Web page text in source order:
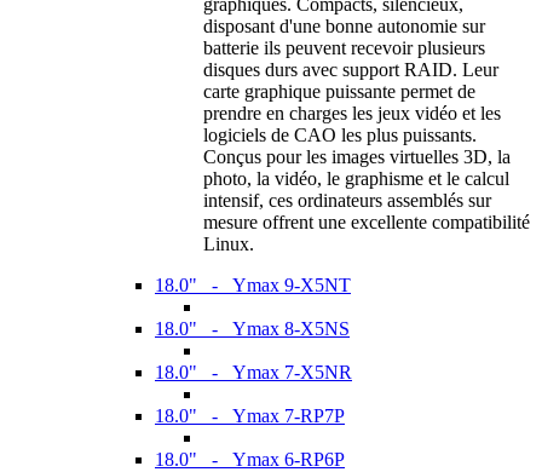
graphiques. Compacts, silencieux,
disposant d'une bonne autonomie sur
batterie ils peuvent recevoir plusieurs
disques durs avec support RAID. Leur
carte graphique puissante permet de
prendre en charges les jeux vidéo et les
logiciels de CAO les plus puissants.
Conçus pour les images virtuelles 3D, la
photo, la vidéo, le graphisme et le calcul
intensif, ces ordinateurs assemblés sur
mesure offrent une excellente compatibilité
Linux.
18.0" - Ymax 9-X5NT
18.0" - Ymax 8-X5NS
18.0" - Ymax 7-X5NR
18.0" - Ymax 7-RP7P
18.0" - Ymax 6-RP6P